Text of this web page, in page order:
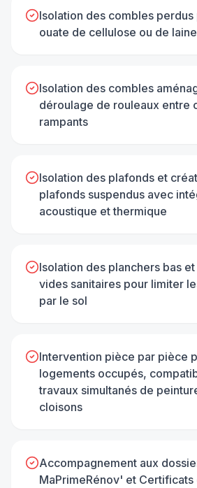
Isolation des combles
ouate de cellulose ou de
Isolation des combles
déroulage de rouleaux entre
rampants
Isolation des plafonds et
plafonds suspendus avec
acoustique et thermique
Isolation des planchers bas
vides sanitaires pour limiter
par le sol
Intervention pièce par pièce
logements occupés,
travaux simultanés de
cloisons
Accompagnement aux
MaPrimeRénov' et